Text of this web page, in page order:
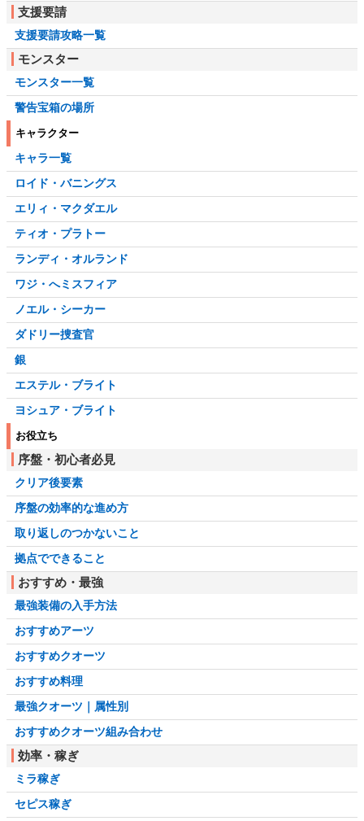
支援要請
支援要請攻略一覧
モンスター
モンスター一覧
警告宝箱の場所
キャラクター
キャラ一覧
ロイド・バニングス
エリィ・マクダエル
ティオ・プラトー
ランディ・オルランド
ワジ・へミスフィア
ノエル・シーカー
ダドリー捜査官
銀
エステル・ブライト
ヨシュア・ブライト
お役立ち
序盤・初心者必見
クリア後要素
序盤の効率的な進め方
取り返しのつかないこと
拠点でできること
おすすめ・最強
最強装備の入手方法
おすすめアーツ
おすすめクオーツ
おすすめ料理
最強クオーツ｜属性別
おすすめクオーツ組み合わせ
効率・稼ぎ
ミラ稼ぎ
セピス稼ぎ